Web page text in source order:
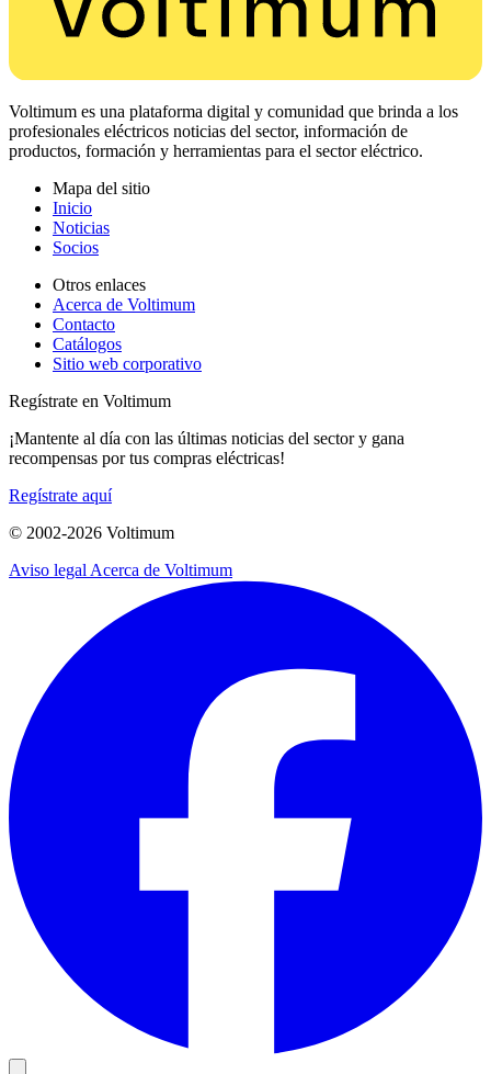
Voltimum es una plataforma digital y comunidad que brinda a los
profesionales eléctricos noticias del sector, información de
productos, formación y herramientas para el sector eléctrico.
Mapa del sitio
Inicio
Noticias
Socios
Otros enlaces
Acerca de Voltimum
Contacto
Catálogos
Sitio web corporativo
Regístrate en Voltimum
¡Mantente al día con las últimas noticias del sector y gana
recompensas por tus compras eléctricas!
Regístrate aquí
© 2002-2026 Voltimum
Aviso legal Acerca de Voltimum